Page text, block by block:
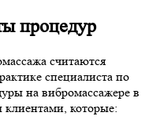
процедур
считаются
специалиста по
на вибромассажере в
клиентами, которые: